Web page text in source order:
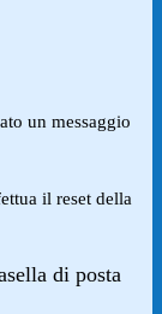
un messaggio
il reset della
di posta